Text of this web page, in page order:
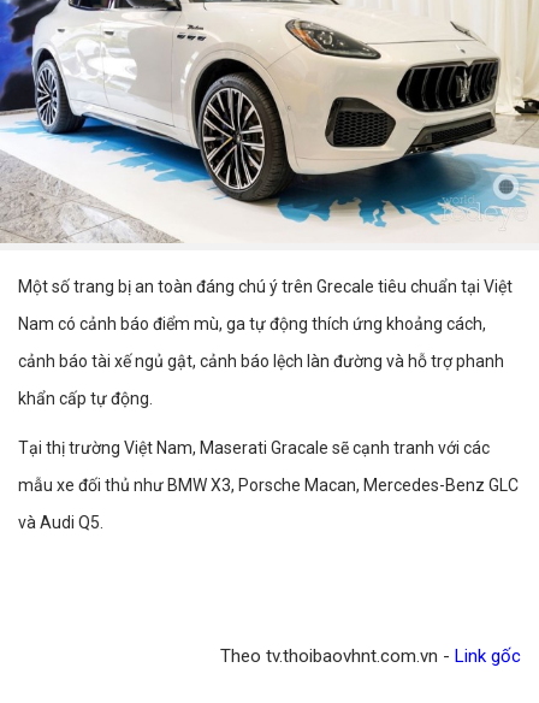
Một số trang bị an toàn đáng chú ý trên Grecale tiêu chuẩn tại Việt
Nam có cảnh báo điểm mù, ga tự động thích ứng khoảng cách,
cảnh báo tài xế ngủ gật, cảnh báo lệch làn đường và hỗ trợ phanh
khẩn cấp tự động.
Tại thị trường Việt Nam, Maserati Gracale sẽ cạnh tranh với các
mẫu xe đối thủ như BMW X3, Porsche Macan, Mercedes-Benz GLC
và Audi Q5.
Theo tv.thoibaovhnt.com.vn - Link gốc